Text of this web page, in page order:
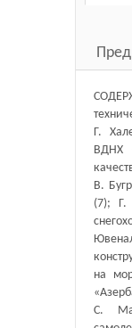
Г.
ВДНХ
В.
(7);
на
С.